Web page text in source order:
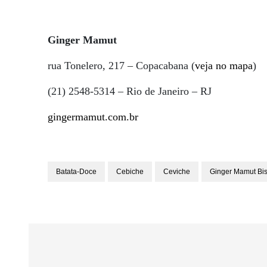
Ginger Mamut
rua Tonelero, 217 – Copacabana (veja no mapa)
(21) 2548-5314 – Rio de Janeiro – RJ
gingermamut.com.br
Batata-Doce Cebiche Ceviche Ginger Mamut